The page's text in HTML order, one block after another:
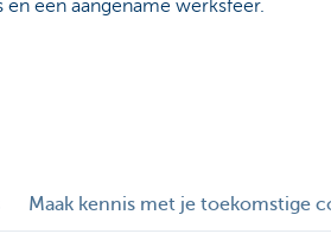
en een aangename werksfeer.
Maak kennis met je toekomstige